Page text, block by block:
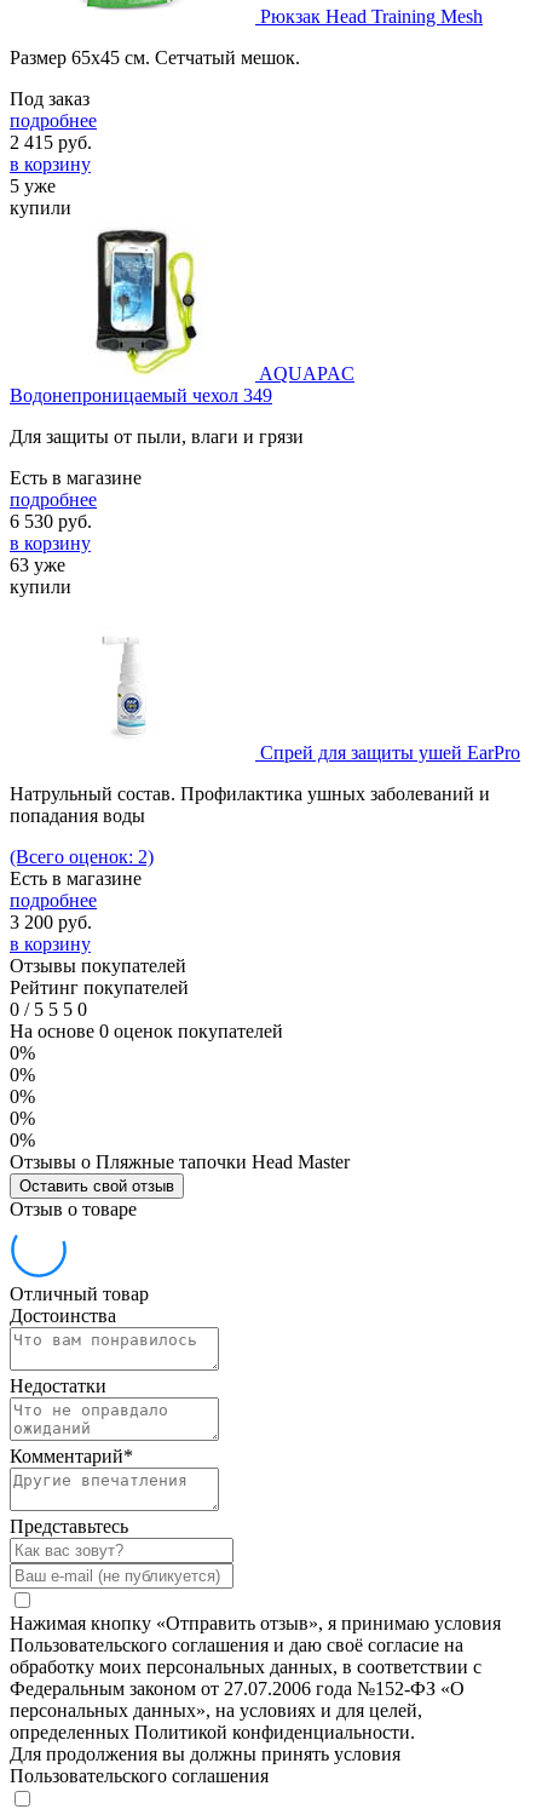
Рюкзак Head Training Mesh
Размер 65х45 см. Сетчатый мешок.
Под заказ
подробнее
2 415 руб.
в корзину
5 уже
купили
AQUAPAC
Водонепроницаемый чехол 349
Для защиты от пыли, влаги и грязи
Есть в магазине
подробнее
6 530 руб.
в корзину
63 уже
купили
Спрей для защиты ушей EarPro
Натрульный состав. Профилактика ушных заболеваний и
попадания воды
(Всего оценок: 2)
Есть в магазине
подробнее
3 200 руб.
в корзину
Отзывы покупателей
Рейтинг покупателей
0 /5 5 5 0
На основе 0 оценок покупателей
0%
0%
0%
0%
0%
Отзывы о Пляжные тапочки Head Master
Оставить свой отзыв
Отзыв о товаре
Отличный товар
Достоинства
Недостатки
Комментарий*
Представьтесь
Нажимая кнопку «Отправить отзыв», я принимаю условия
Пользовательского соглашения и даю своё согласие на
обработку моих персональных данных, в соответствии с
Федеральным законом от 27.07.2006 года №152-ФЗ «О
персональных данных», на условиях и для целей,
определенных Политикой конфиденциальности.
Для продолжения вы должны принять условия
Пользовательского соглашения